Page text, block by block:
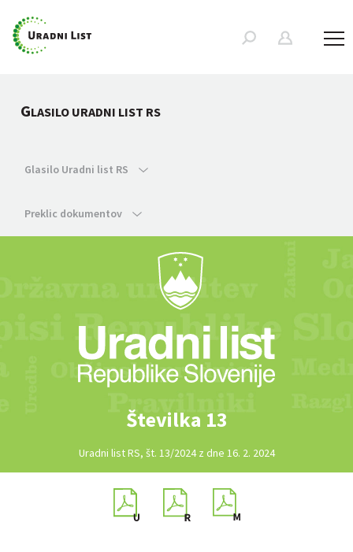
GLASILO URADNI LIST RS
Glasilo Uradni list RS
Preklic dokumentov
Številka 13
Uradni list RS, št. 13/2024 z dne 16. 2. 2024